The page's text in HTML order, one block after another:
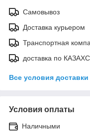
Самовывоз
Доставка курьером
Транспортная
доставка по
Все условия доставки
Условия оплаты
Наличными